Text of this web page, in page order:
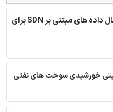
ترجمه مقاله امنیت انتقال داده های مبتنی بر SDN برای
خورشیدی سوخت های نفتی